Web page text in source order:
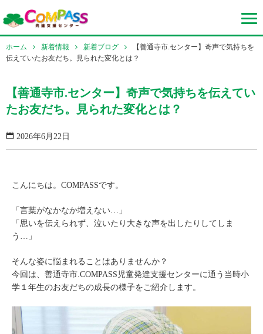
ホーム 新着情報 新着ブログ
【善通寺市.センター】奇声で気持ちを
伝えていたお友だち。見られた変化とは？
【善通寺市.センター】奇声で気持ちを伝えてい
たお友だち。見られた変化とは？
2026年6月22日
こんにちは。COMPASSです。
「言葉がなかなか増えない…」
「思いを伝えられず、泣いたり大きな声を出したりしてしま
う…」
そんな姿に悩まれることはありませんか？
今回は、善通寺市.COMPASS児童発達支援センターに通う当時小
学１年生のお友だちの成長の様子をご紹介します。